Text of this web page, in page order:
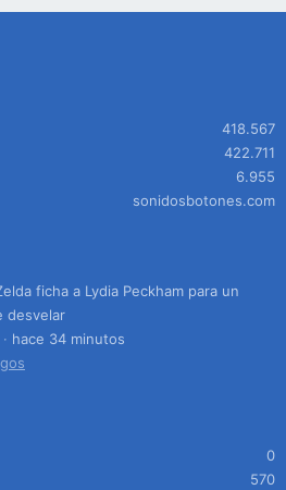
418.567
422.711
6.955
sonidosbotones.com
ficha a Lydia Peckham para un
desvelar
hace 34 minutos
0
570